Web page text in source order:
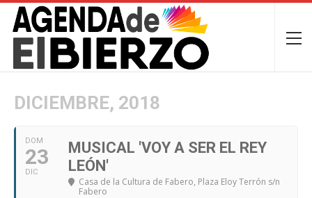
DICIEMBRE, 2018
DOM
23
DIC
MUSICAL 'VOY A SER EL REY
LEÓN'
Casa de la Cultura de Fabero, Plaza Eloy Terrón s/n
Fabero